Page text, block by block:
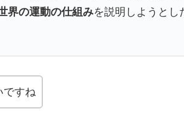
界の運動の仕組みを説明しようとし
ですね